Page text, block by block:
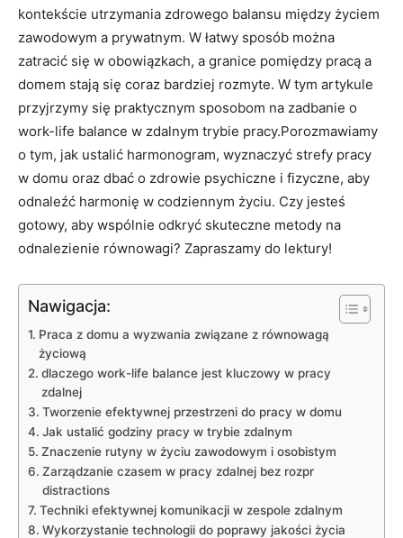
kontekście utrzymania ‌zdrowego balansu między życiem
zawodowym a prywatnym. W łatwy sposób można
zatracić się w obowiązkach, a granice pomiędzy pracą ⁣a
domem stają ⁤się coraz bardziej rozmyte. W tym artykule
przyjrzymy się⁣ praktycznym sposobom ‌na zadbanie o⁤
work-life balance w zdalnym trybie pracy.Porozmawiamy
‍o tym, ‌jak⁣ ustalić harmonogram,⁣ wyznaczyć ⁣strefy pracy
w domu oraz dbać o zdrowie psychiczne i fizyczne, aby
odnaleźć harmonię⁤ w codziennym życiu. ⁢Czy ⁤jesteś⁤
gotowy, aby wspólnie odkryć ​skuteczne metody na
odnalezienie równowagi? Zapraszamy do lektury!
Nawigacja:
Praca z domu a wyzwania⁣ związane z równowagą
życiową
dlaczego work-life balance jest kluczowy w pracy
zdalnej
Tworzenie efektywnej przestrzeni‍ do pracy w ⁣domu
Jak ustalić ⁤godziny‍ pracy w ⁢trybie ⁢zdalnym
Znaczenie ‍rutyny w życiu zawodowym i osobistym
Zarządzanie ⁤czasem w pracy zdalnej bez‌ rozpr
distractions
Techniki efektywnej komunikacji w zespole zdalnym
Wykorzystanie​ technologii do⁤ poprawy ​jakości życia